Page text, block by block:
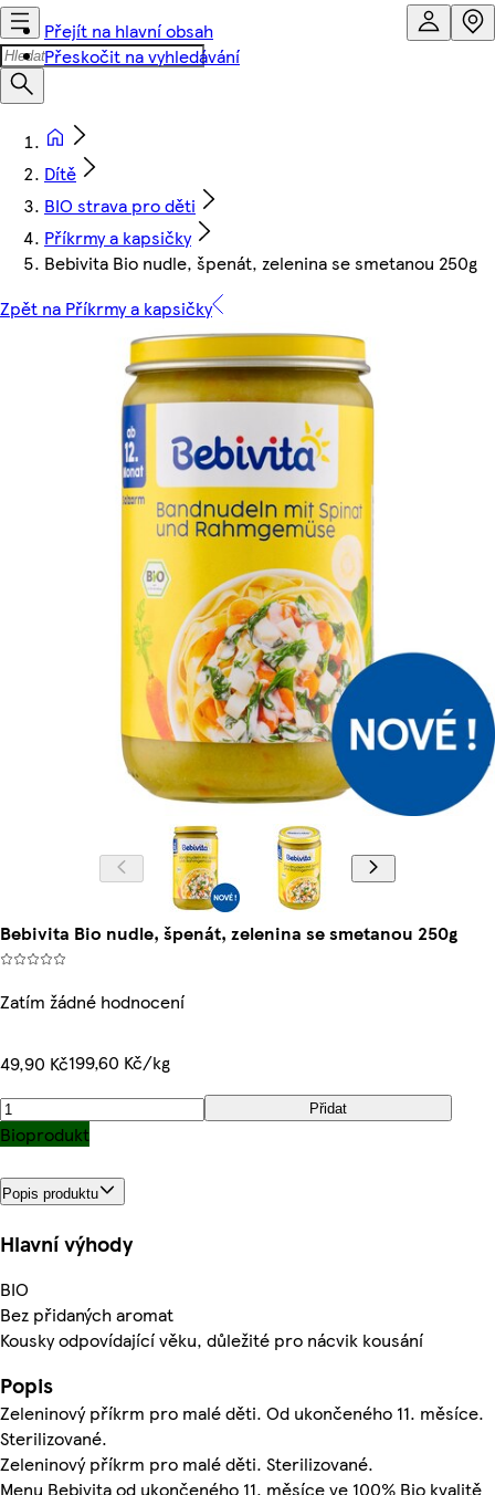
Přejít na hlavní obsah
Přeskočit na vyhledávání
Dítě
BIO strava pro děti
Příkrmy a kapsičky
Bebivita Bio nudle, špenát, zelenina se smetanou 250g
Zpět na Příkrmy a kapsičky
Bebivita Bio nudle, špenát, zelenina se smetanou 250g
Zatím žádné hodnocení
49,90 Kč199,60 Kč/kg
Přidat
Bioprodukt
Popis produktu
Hlavní výhody
BIO
Bez přidaných aromat
Kousky odpovídající věku, důležité pro nácvik kousání
Popis
Zeleninový příkrm pro malé děti. Od ukončeného 11. měsíce.
Sterilizované.
Zeleninový příkrm pro malé děti. Sterilizované.
Menu Bebivita od ukončeného 11. měsíce ve 100% Bio kvalitě